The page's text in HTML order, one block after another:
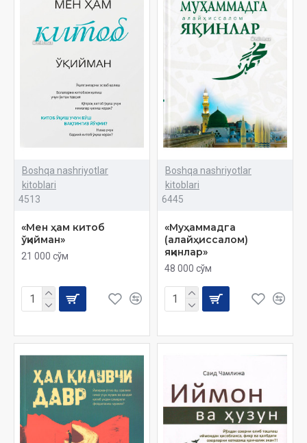
Boshqa nashriyotlar
kitoblari
4513
«Мен ҳам китоб
ўқийман»
21 000 сўм
Boshqa nashriyotlar
kitoblari
6445
«Муҳаммадга
(алайҳиссалом)
яқинлар»
48 000 сўм